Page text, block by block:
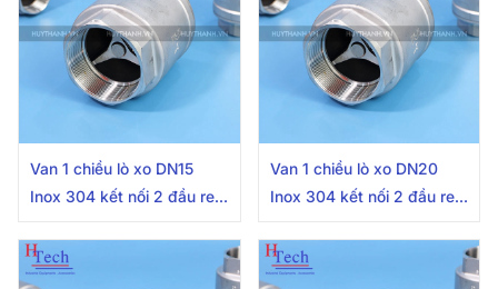
Van 1 chiều lò xo DN15
Inox 304 kết nối 2 đầu ren
Van 1 chiều lò xo DN20
Inox 304 kết nối 2 đầu ren